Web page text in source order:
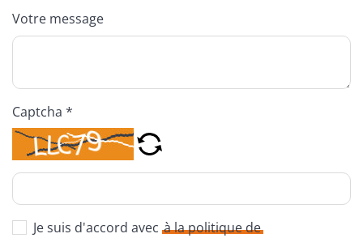
Votre message
Captcha *
Je suis d'accord avec à la politique de